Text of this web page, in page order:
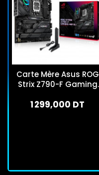
Carte Mère Asus ROG
Strix Z790-F Gaming
1 299,000 DT